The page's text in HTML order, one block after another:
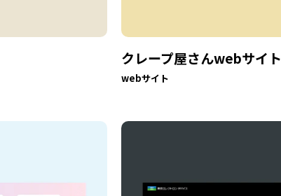
クレープ屋さんwebサイト
webサイト